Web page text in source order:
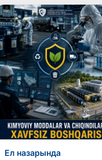
Ел назарында